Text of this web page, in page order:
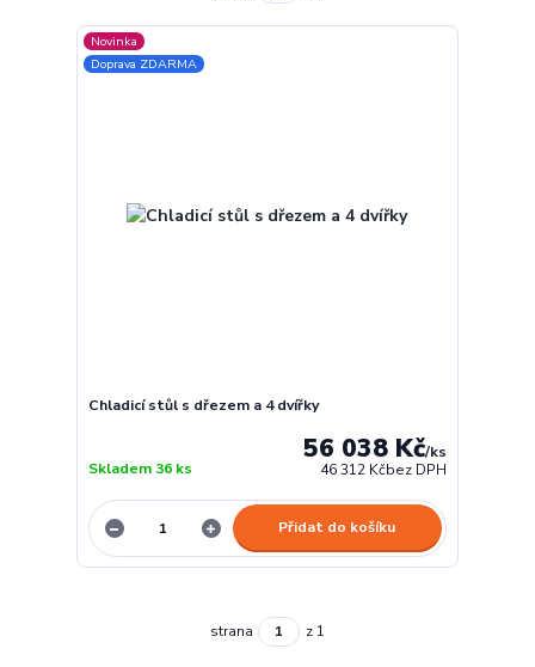
Novinka
Doprava ZDARMA
Chladicí stůl s dřezem a 4 dvířky
56 038 Kč/ks
46 312 Kčbez DPH
Skladem 36 ks
Přidat do košíku
strana z 1